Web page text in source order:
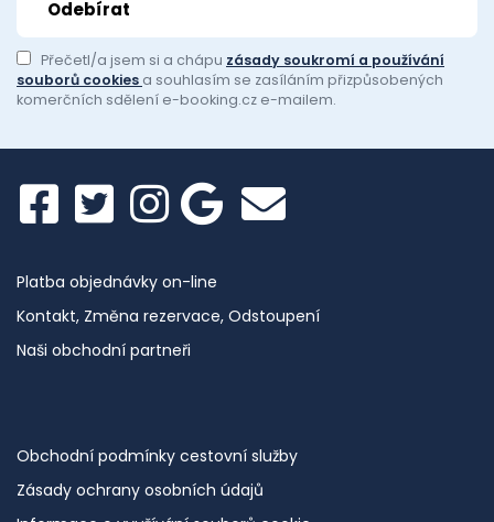
Přečetl/a jsem si a chápu zásady soukromí a používání
souborů cookies a souhlasím se zasíláním přizpůsobených
komerčních sdělení e-booking.cz e-mailem.
Platba objednávky on-line
Kontakt, Změna rezervace, Odstoupení
Naši obchodní partneři
Obchodní podmínky cestovní služby
Zásady ochrany osobních údajů